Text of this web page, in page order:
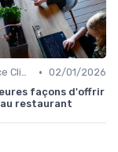
Expérience Client • 02/01/2026
façons d'offrir
au restaurant